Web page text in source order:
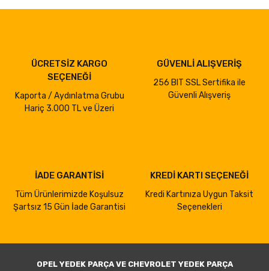
ÜCRETSİZ KARGO
SEÇENEĞİ
Kaporta / Aydınlatma Grubu
Hariç 3.000 TL ve Üzeri
GÜVENLİ ALIŞVERİŞ
256 BIT SSL Sertifika ile
Güvenli Alışveriş
İADE GARANTİSİ
Tüm Ürünlerimizde Koşulsuz
Şartsız 15 Gün İade Garantisi
KREDİ KARTI SEÇENEĞİ
Kredi Kartınıza Uygun Taksit
Seçenekleri
OPEL YEDEK PARÇA VE CHEVROLET YEDEK PARÇA